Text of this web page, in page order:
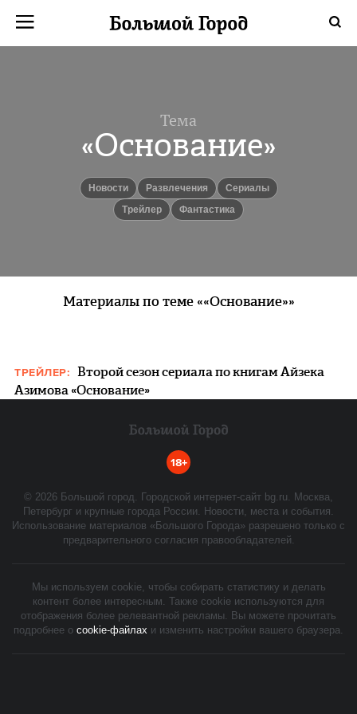
Тема
«Основание»
новости Развлечения
сериалы
Трейлер
фантастика
Материалы по теме ««Основание»»
ТРЕЙЛЕР: Второй сезон сериала по книгам Айзека
Азимова «Основание»
18+
© 2026 Большой город. Городской интернет-сайт bg.ru. Москва,
Петербург и крупные города России. Новости, места и события.
Использование материалов «Большого Города» разрешено только с
предварительного согласия правообладателей.
Мы используем cookie, чтобы собирать статистику и делать
контент более интересным. Также cookie используются для
отображения более релевантной рекламы. Вы можете прочитать
подробнее о cookie-файлах и изменить настройки вашего браузера.